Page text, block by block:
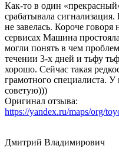
Как-то в один
срабатывала
не завелась. Короче
сервисах Машина
могли понять в чем
течении 3-х дней и тьфу
хорошо. Сейчас такая
грамотного специалиста.
советую)))
Оригинал отзыва:
https://yandex.ru/maps/org/
Дмитрий Владимирович